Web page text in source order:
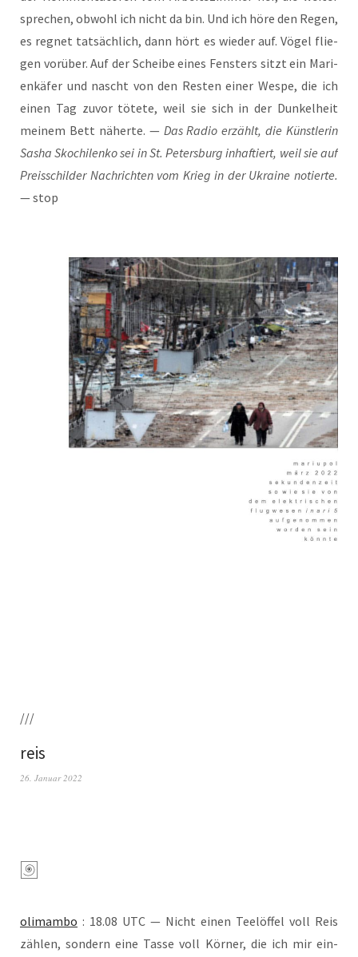
spre­chen, obwohl ich nicht da bin. Und ich höre den Regen,
es reg­net tat­säch­lich, dann hört es wie­der auf. Vögel flie­
gen vor­über. Auf der Schei­be eines Fens­ters sitzt ein Mari­
en­kä­fer und nascht von den Res­ten einer Wes­pe, die ich
einen Tag zuvor töte­te, weil sie sich in der Dun­kel­heit
mei­nem Bett näher­te. — Das Radio erzählt, die Künst­le­rin
Sasha Skoch­i­len­ko sei in St. Peters­burg inhaf­tiert, weil sie auf
Preis­schil­der Nach­rich­ten vom Krieg in der Ukrai­ne notier­te.
— stop
///
reis
26. Januar 2022
oli­mam­bo : 18.08 UTC — Nicht einen Tee­löf­fel voll Reis
zäh­len, son­dern eine Tas­se voll Kör­ner, die ich mir ein­